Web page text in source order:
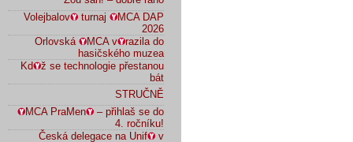
Volejbalov
turnaj
MCA DAP
2026
Orlovská
MCA v
razila do
hasičského muzea
Kd
ž se technologie přestanou
bát
STRUČNĚ
MCA PraMen
– přihlaš se do
4. ročníku!
Česká delegace na Unif
v